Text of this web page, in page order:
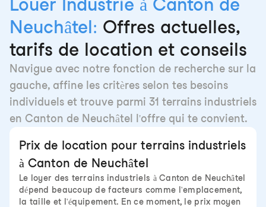
Neuchâtel: Offres actuelles,
tarifs de location et conseils
Navigue avec notre fonction de recherche sur la
gauche, affine les critères selon tes besoins
individuels et trouve parmi 31 terrains industriels
en Canton de Neuchâtel l'offre qui te convient.
Prix de location pour terrains industriels
à Canton de Neuchâtel
Le loyer des terrains industriels à Canton de Neuchâtel
dépend beaucoup de facteurs comme l'emplacement,
la taille et l'équipement. En ce moment, le prix moyen